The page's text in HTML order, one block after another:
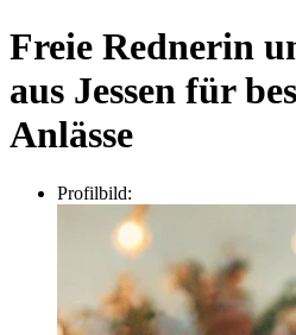
Freie Rednerin
aus Jessen für
Anlässe
Profilbild: